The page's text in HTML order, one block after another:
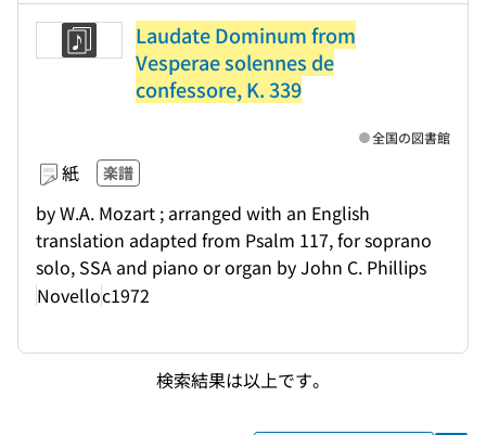
Laudate Dominum from
Vesperae solennes de
confessore, K. 339
紙 楽譜
by W.A. Mozart ; arranged with an English
translation adapted from Psalm 117, for soprano
solo, SSA and piano or organ by John C. Phillips
Novelloc1972
全国の図書館
検索結果は以上です。